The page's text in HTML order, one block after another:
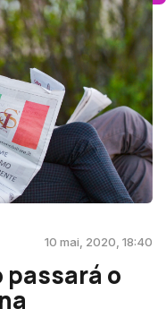
10 mai, 2020, 18:40
o